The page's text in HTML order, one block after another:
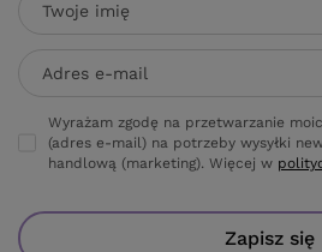
Twoje imię
Adres e-mail
Wyrażam zgodę na przetwarzanie
(adres e-mail) na potrzeby wysyłki
handlową (marketing). Więcej w
Zapisz się